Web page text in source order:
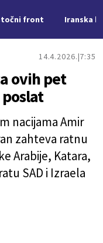
front Iranska
14.4.2026. 7:35
ovih pet
nacijama Amir
zahteva ratnu
Arabije, Katara,
SAD i Izraela